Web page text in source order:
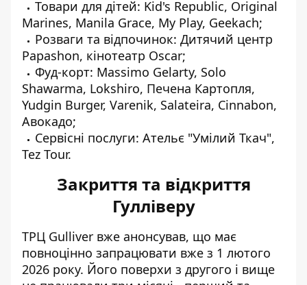
Товари для дітей: Kid's Republic, Original
Marines, Manila Grace, My Play, Geekach;
Розваги та відпочинок: Дитячий центр
Papashon, кінотеатр Oscar;
Фуд-корт: Massimo Gelarty, Solo
Shawarma, Lokshiro, Печена Картопля,
Yudgin Burger, Varenik, Salateira, Cinnabon,
Авокадо;
Сервісні послуги: Ательє "Умілий Ткач",
Tez Tour.
Закриття та відкриття
Гулліверу
ТРЦ Gulliver вже анонсував, що має
повноцінно запрацювати вже з 1 лютого
2026 року. Його поверхи з другого і вище